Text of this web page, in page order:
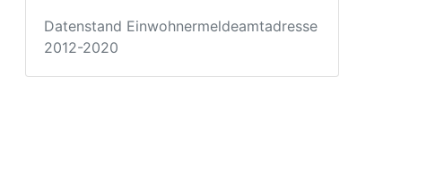
Datenstand Einwohnermeldeamtadresse
2012-2020